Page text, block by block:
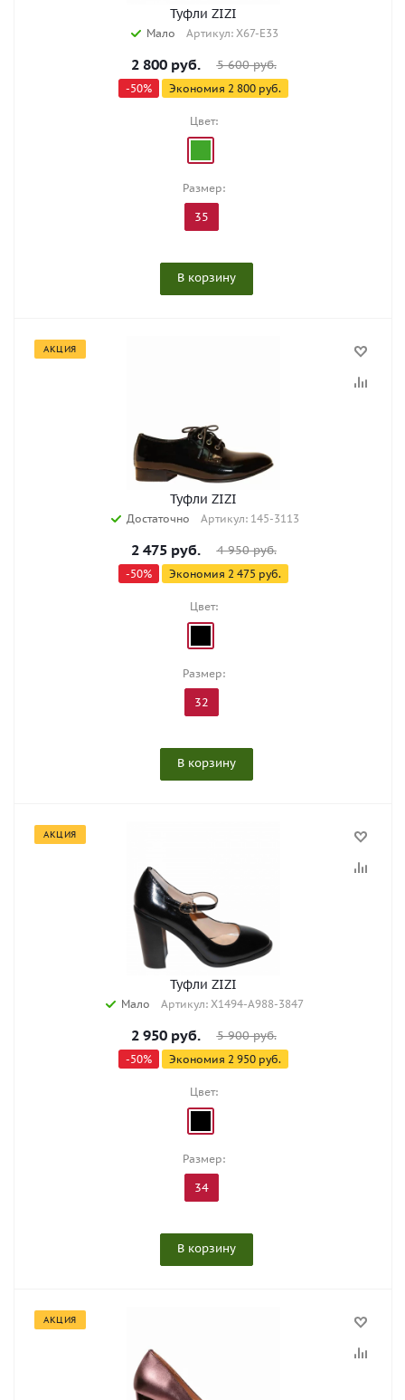
Туфли ZIZI
Мало Артикул: X67-E33
2 800руб. 5 600руб.
-50% Экономия 2 800 руб.
Цвет:
Размер:
35
В корзину
АКЦИЯ
Туфли ZIZI
Достаточно Артикул: 145-3113
2 475руб. 4 950руб.
-50% Экономия 2 475 руб.
Цвет:
Размер:
32
В корзину
АКЦИЯ
Туфли ZIZI
Мало Артикул: X1494-A988-3847
2 950руб. 5 900руб.
-50% Экономия 2 950 руб.
Цвет:
Размер:
34
В корзину
АКЦИЯ